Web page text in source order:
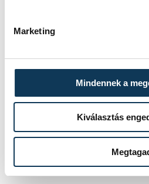
Marketing
Mindennek a
Kiválasztás
SZERZŐ
vehir.hu